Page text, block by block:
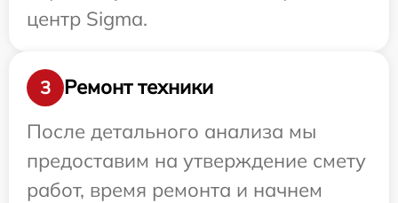
центр Sigma.
3
Ремонт техники
После детального анализа мы
предоставим на утверждение смету
работ, время ремонта и начнем